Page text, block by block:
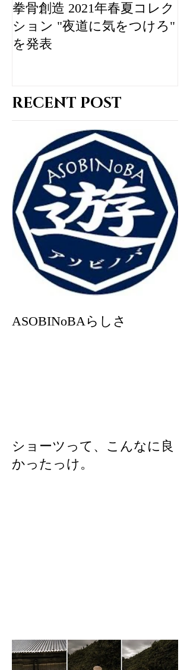
拳骨創造 2021年春夏コレク
ション "夜道に気をつけろ"
を発表
RECENT POST
ASOBINoBAらしさ
ショーツって、こんなに良
かったっけ。